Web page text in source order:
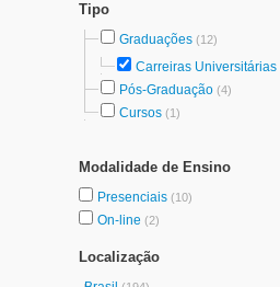
Tipo
Graduações (12)
Carreiras Universitárias
Pós-Graduação (4)
Cursos (1)
Modalidade de Ensino
Presenciais (10)
On-line (2)
Localização